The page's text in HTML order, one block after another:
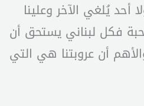
أحد يُلغي الآخر وعلينا
فكل لبناني يستحق أن
أن عروبتنا هي التي